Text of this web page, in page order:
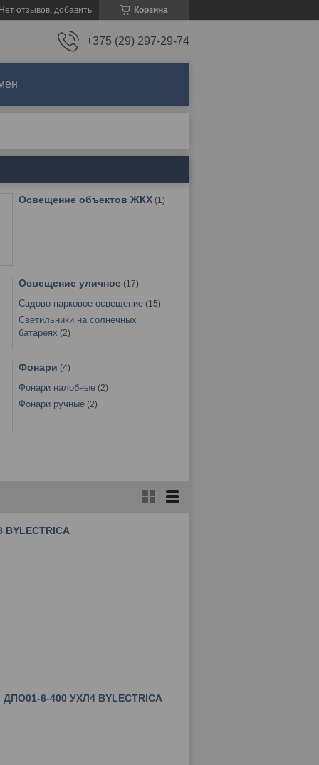
Корзина
Нет отзывов, добавить
+375 (29) 297-29-74
Освещение объектов ЖКХ 1
Освещение уличное 17
Садово-парковое освещение 15
Светильники на солнечных
батареях 2
Фонари 4
Фонари налобные 2
Фонари ручные 2
6-400 УХЛ4 BYLECTRICA